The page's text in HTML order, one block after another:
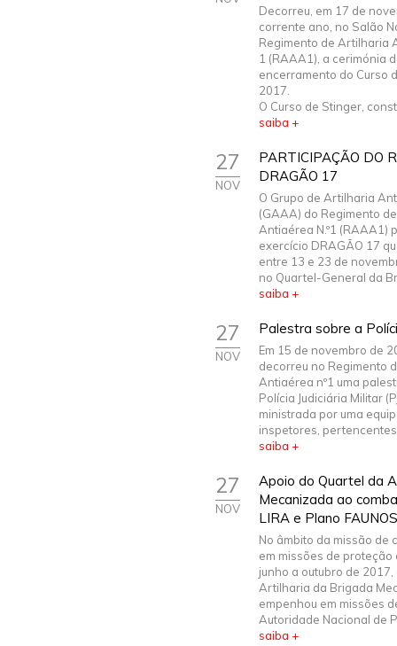
Decorreu, em 17 de
corrente ano, no Salão
Regimento de Artilharia
1 (RAAA1), a cerimónia
encerramento do Curso
2017.
O Curso de Stinger,
saiba +
27
NOV
PARTICIPAÇÃO DO
DRAGÃO 17
O Grupo de Artilharia
(GAAA) do Regimento
Antiaérea N.º1 (RAAA1)
exercício DRAGÃO 17
entre 13 e 23 de
no Quartel-General da
saiba +
27
NOV
Palestra sobre a
Em 15 de novembro de
decorreu no Regimento
Antiaérea nº1 uma
Polícia Judiciária Militar
ministrada por uma
inspetores, pertencentes
saiba +
27
NOV
Apoio do Quartel da
Mecanizada ao
LIRA e Plano FAUNOS
No âmbito da missão de
em missões de proteção
junho a outubro de
Artilharia da Brigada
empenhou em missões
Autoridade Nacional de
saiba +